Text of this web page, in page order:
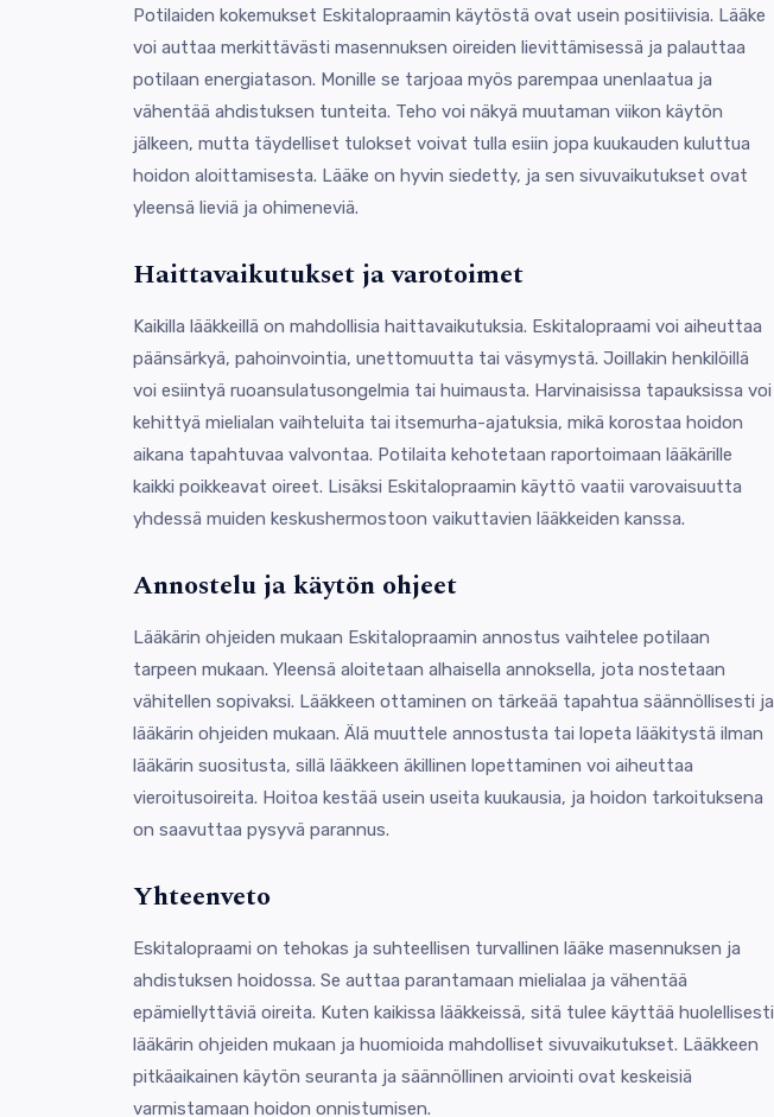
Potilaiden kokemukset Eskitalopraamin käytöstä ovat usein positiivisia. Lääke
voi auttaa merkittävästi masennuksen oireiden lievittämisessä ja palauttaa
potilaan energiatason. Monille se tarjoaa myös parempaa unenlaatua ja
vähentää ahdistuksen tunteita. Teho voi näkyä muutaman viikon käytön
jälkeen, mutta täydelliset tulokset voivat tulla esiin jopa kuukauden kuluttua
hoidon aloittamisesta. Lääke on hyvin siedetty, ja sen sivuvaikutukset ovat
yleensä lieviä ja ohimeneviä.
Haittavaikutukset ja varotoimet
Kaikilla lääkkeillä on mahdollisia haittavaikutuksia. Eskitalopraami voi aiheuttaa
päänsärkyä, pahoinvointia, unettomuutta tai väsymystä. Joillakin henkilöillä
voi esiintyä ruoansulatusongelmia tai huimausta. Harvinaisissa tapauksissa voi
kehittyä mielialan vaihteluita tai itsemurha-ajatuksia, mikä korostaa hoidon
aikana tapahtuvaa valvontaa. Potilaita kehotetaan raportoimaan lääkärille
kaikki poikkeavat oireet. Lisäksi Eskitalopraamin käyttö vaatii varovaisuutta
yhdessä muiden keskushermostoon vaikuttavien lääkkeiden kanssa.
Annostelu ja käytön ohjeet
Lääkärin ohjeiden mukaan Eskitalopraamin annostus vaihtelee potilaan
tarpeen mukaan. Yleensä aloitetaan alhaisella annoksella, jota nostetaan
vähitellen sopivaksi. Lääkkeen ottaminen on tärkeää tapahtua säännöllisesti ja
lääkärin ohjeiden mukaan. Älä muuttele annostusta tai lopeta lääkitystä ilman
lääkärin suositusta, sillä lääkkeen äkillinen lopettaminen voi aiheuttaa
vieroitusoireita. Hoitoa kestää usein useita kuukausia, ja hoidon tarkoituksena
on saavuttaa pysyvä parannus.
Yhteenveto
Eskitalopraami on tehokas ja suhteellisen turvallinen lääke masennuksen ja
ahdistuksen hoidossa. Se auttaa parantamaan mielialaa ja vähentää
epämiellyttäviä oireita. Kuten kaikissa lääkkeissä, sitä tulee käyttää huolellisesti
lääkärin ohjeiden mukaan ja huomioida mahdolliset sivuvaikutukset. Lääkkeen
pitkäaikainen käytön seuranta ja säännöllinen arviointi ovat keskeisiä
varmistamaan hoidon onnistumisen.